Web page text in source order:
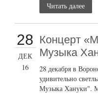
Читать далее
28
ДЕК
16
Концерт
Музыка
28 декабря в
удивительно
Музыка Хануки".